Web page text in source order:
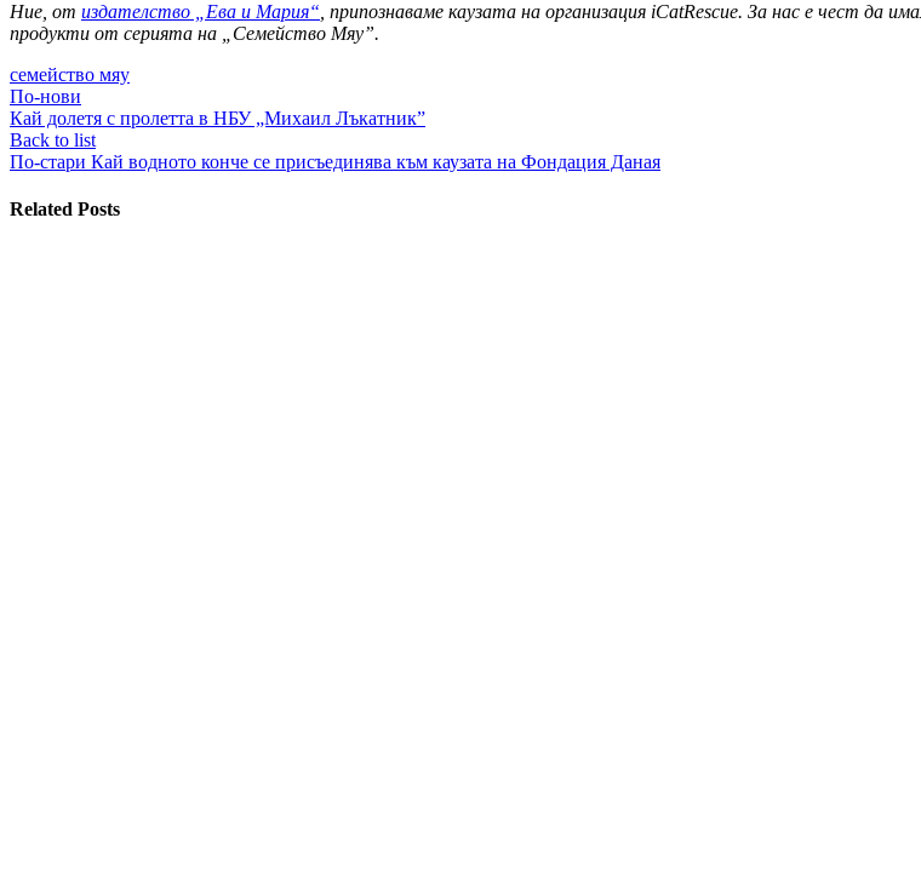
Ние, от издателство „Ева и Мария“ , припознаваме каузата на организация iCatRescue. За нас е чест да
продукти от серията на „Семейство Мяу”.
семейство мяу
По-нови
Кай долетя с пролетта в НБУ „Михаил Лъкатник”
Back to list
По-стари Кай водното конче се присъединява към каузата на Фондация Даная
Related Posts